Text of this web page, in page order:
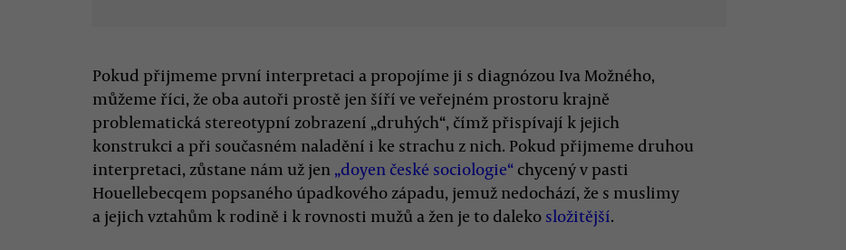
Pokud přijmeme první interpretaci a propojíme ji s diagnózou Iva Možného,
můžeme říci, že oba autoři prostě jen šíří ve veřejném prostoru krajně
problematická stereotypní zobrazení „druhých“, čímž přispívají k jejich
konstrukci a při současném naladění i ke strachu z nich. Pokud přijmeme druhou
interpretaci, zůstane nám už jen „doyen české sociologie“ chycený v pasti
Houellebecqem popsaného úpadkového západu, jemuž nedochází, že s muslimy
a jejich vztahům k rodině i k rovnosti mužů a žen je to daleko složitější.